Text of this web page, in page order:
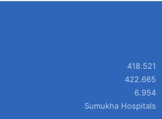
418.521
422.665
6.954
Sumukha Hospitals